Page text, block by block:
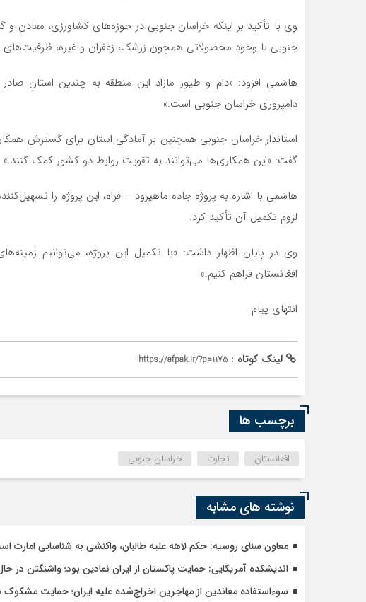
وی با تأکید بر اینکه خراسان جنوبی در حوزه‌های کشاورزی، معادن
جنوبی با وجود محصولاتی همچون زرشک، زعفران و غیره،
هاشمی افزود: «دام و طیور مازاد این منطقه به چندین استان
دامپروری خراسان جنوبی است.»
استاندار خراسان جنوبی همچنین بر آمادگی استان برای گسترش
گفت: «این همکاری‌ها می‌توانند به تقویت روابط دو کشور کمک کنند.»
هاشمی با اشاره به پروژه جاده ماهیرود – فراه، این پروژه را
لزوم تکمیل آن تأکید کرد.
وی در پایان اظهار داشت: «با تکمیل این پروژه، می‌توانیم
افغانستان فراهم کنیم.»
انتهای پیام
لینک کوتاه : https://afpak.ir/?p=1175
برچسب ها
افغانستان تجارت خراسان جنوبی
نوشته های مشابه
معاون سنای روسیه: حکم لاهه علیه طالبان، واکنشی به شناسایی
اندیشکده آمریکایی: حمایت پاکستان از ایران نمادین بود؛ واشنگتن در
سوءاستفاده معاندین از مهاجرین اخراج‌شده علیه ایران؛ حمایت مشکوک